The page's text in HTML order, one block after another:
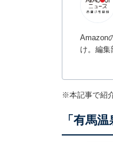
Amazon
け。編
※本記事で紹
「有馬